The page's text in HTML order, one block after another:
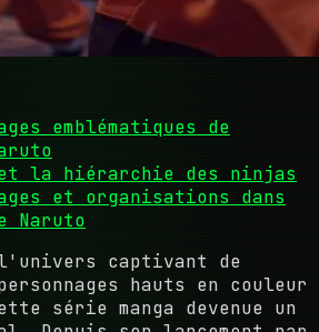
emblématiques de
et la hiérarchie des ninjas
et organisations dans
Naruto
l'univers captivant de
hauts en couleur
série manga devenue un